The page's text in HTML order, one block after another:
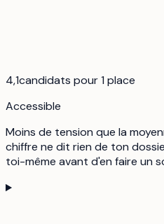
4,1candidats pour 1 place
Accessible
Moins de tension que la
chiffre ne dit rien de ton
toi-même avant d'en faire un